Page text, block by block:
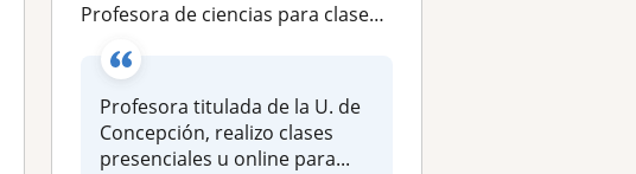
Profesora de ciencias para clases de Química, ciencias naturales, Matemáticas y Física
Profesora titulada de la U. de
Concepción, realizo clases
presenciales u online para...